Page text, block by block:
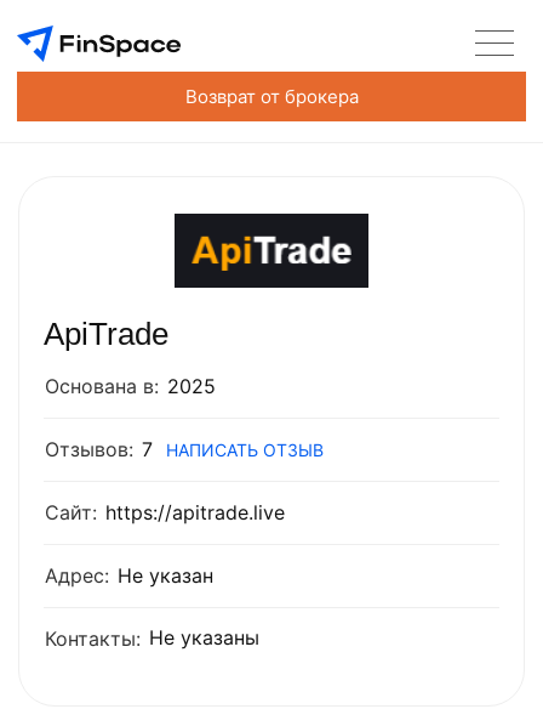
Возврат от брокера
ApiTrade
Основана в: 2025
Отзывов: 7 НАПИСАТЬ ОТЗЫВ
Сайт: https://apitrade.live
Адрес: Не указан
Контакты: Не указаны